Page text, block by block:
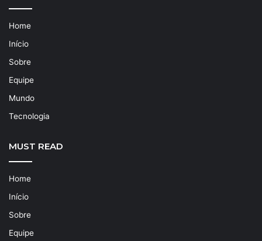
Home
Início
Sobre
Equipe
Mundo
Tecnologia
MUST READ
Home
Início
Sobre
Equipe